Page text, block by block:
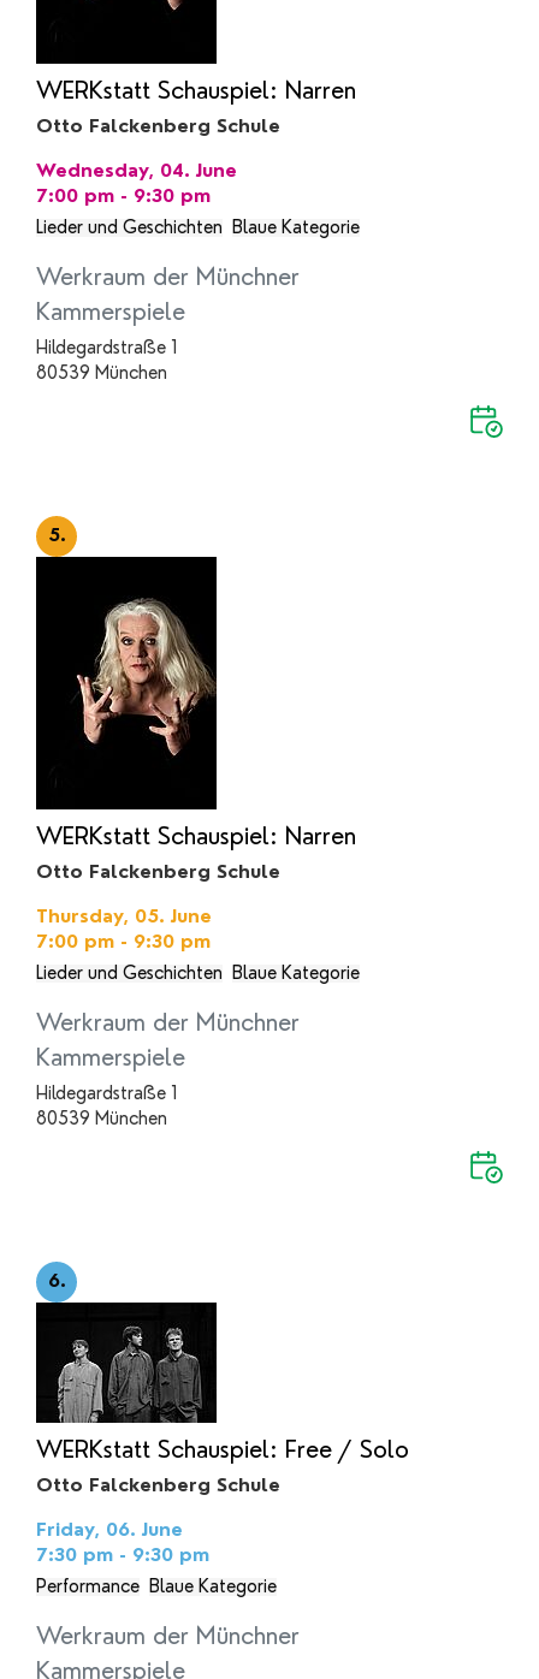
WERKstatt Schauspiel: Narren
Otto Falckenberg Schule
Wednesday, 04. June
7:00 pm - 9:30 pm
Lieder und Geschichten
Blaue Kategorie
Werkraum der Münchner
Kammerspiele
Hildegardstraße 1
80539 München
5.
WERKstatt Schauspiel: Narren
Otto Falckenberg Schule
Thursday, 05. June
7:00 pm - 9:30 pm
Lieder und Geschichten
Blaue Kategorie
Werkraum der Münchner
Kammerspiele
Hildegardstraße 1
80539 München
6.
WERKstatt Schauspiel: Free / Solo
Otto Falckenberg Schule
Friday, 06. June
7:30 pm - 9:30 pm
Performance Blaue Kategorie
Werkraum der Münchner
Kammerspiele